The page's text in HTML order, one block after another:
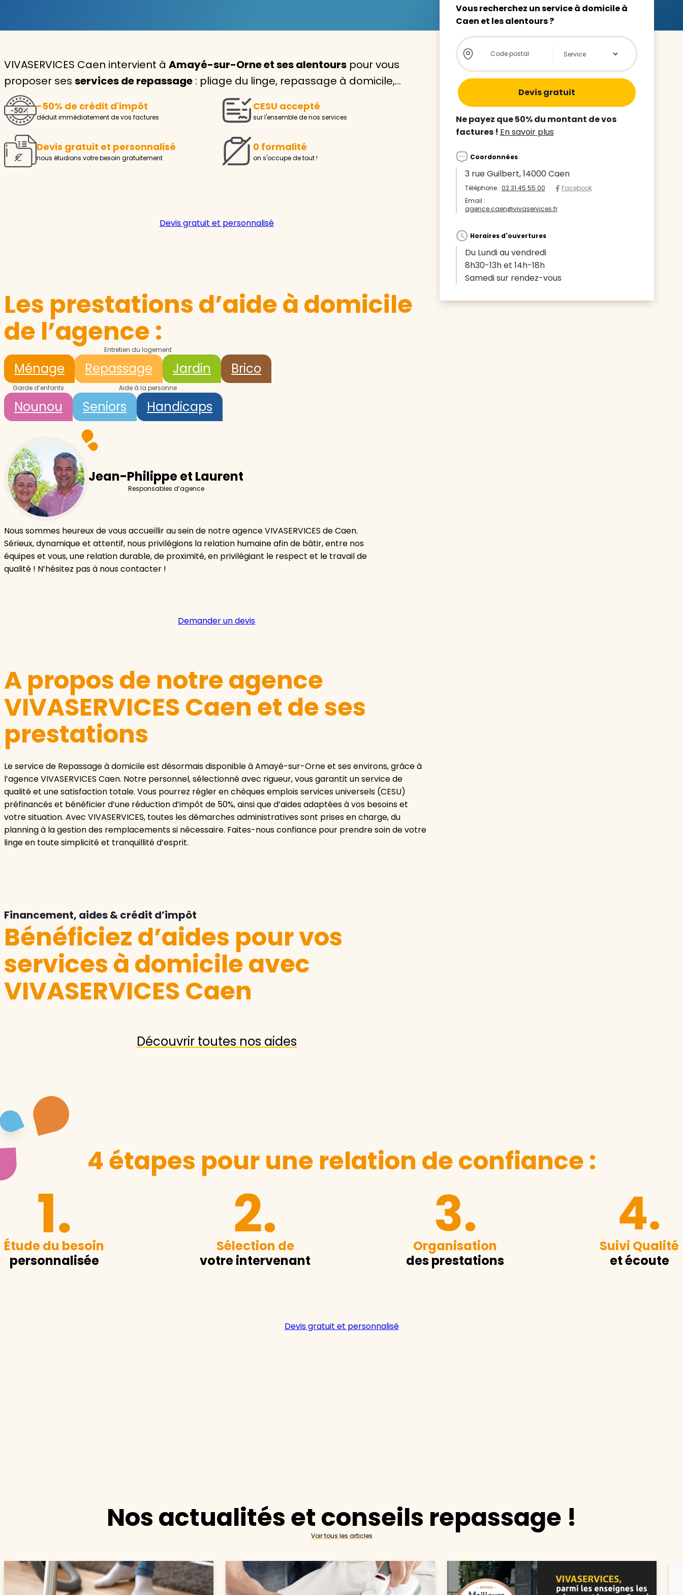
Aide à la personne
Seniors
Handicaps
Avec VIVASERVICES, trouvez le
service à domicile qui vous
correspond !
Pour l’entretien de votre logement, la garde de votre enfant
ou l’accompagnement d’un parent, nos intervenants à
domicile sont là pour vous épauler.
Trouver mon agence
VIVASERVICES Caen intervient à Amayé-sur-Orne et ses alentours pour vous
proposer ses services de repassage : pliage du linge, repassage à domicile,…
-50% de crédit d'impôt
déduit immédiatement de vos factures
CESU accepté
sur l'ensemble de nos services
Devis gratuit et personnalisé
nous étudions votre besoin gratuitement
0 formalité
on s'occupe de tout !
Devis gratuit et personnalisé
Les prestations d’aide à domicile
de l’agence :
Entretien du logement
Ménage Repassage Jardin Brico
Garde d’enfants
Nounou
Aide à la personne
Seniors Handicaps
Jean-Philippe et Laurent
Responsables d’agence
Nous sommes heureux de vous accueillir au sein de notre agence VIVASERVICES de Caen.
Sérieux, dynamique et attentif, nous privilégions la relation humaine afin de bâtir, entre nos
équipes et vous, une relation durable, de proximité, en privilégiant le respect et le travail de
qualité ! N’hésitez pas à nous contacter !
Demander un devis
A propos de notre agence
VIVASERVICES Caen et de ses
prestations
Le service de Repassage à domicile est désormais disponible à Amayé-sur-Orne et ses environs, grâce à
l’agence VIVASERVICES Caen. Notre personnel, sélectionné avec rigueur, vous garantit un service de
qualité et une satisfaction totale. Vous pourrez régler en chèques emplois services universels (CESU)
préfinancés et bénéficier d’une réduction d’impôt de 50%, ainsi que d’aides adaptées à vos besoins et
votre situation. Avec VIVASERVICES, toutes les démarches administratives sont prises en charge, du
planning à la gestion des remplacements si nécessaire. Faites-nous confiance pour prendre soin de votre
linge en toute simplicité et tranquillité d’esprit.
Financement, aides & crédit d’impôt
Bénéficiez d’aides pour vos
services à domicile avec
VIVASERVICES Caen
Découvrir toutes nos aides
Vous recherchez un service à domicile à
Caen et les alentours ?
Store locator global - Autocompletion
Rechercher
Ne payez que 50% du montant de vos
factures ! En savoir plus
Coordonnées
3 rue Guilbert, 14000 Caen
Téléphone : 02 31 45 55 00
Facebook
Email :
agence.caen@vivaservices.fr
Horaires d'ouvertures
Du Lundi au vendredi
8h30-13h et 14h-18h
Samedi sur rendez-vous
4 étapes pour une relation de confiance :
Étude du besoin
personnalisée
Sélection de
votre intervenant
Organisation
des prestations
Suivi Qualité
et écoute
Devis gratuit et personnalisé
Nos actualités et conseils repassage !
Voir tous les articles